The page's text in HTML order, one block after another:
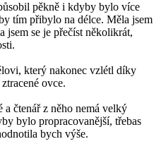
pěkně i kdyby bylo více
tím přibylo na délce. Měla jsem
jsem se je přečíst několikrát,
který nakonec vzlétl díky
ovce.
čtenář z něho nemá velký
bylo propracovanější, třebas
bych výše.